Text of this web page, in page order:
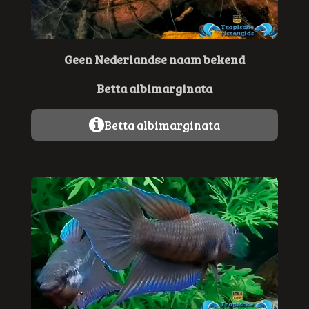
t
e
n n n n
Geen Nederlandse naam bekend
Betta albimarginata
Betta albimarginata